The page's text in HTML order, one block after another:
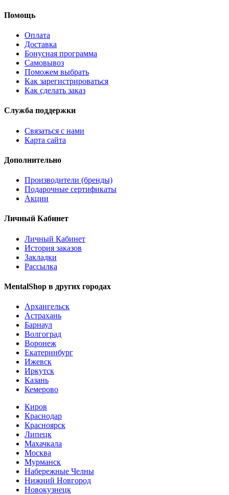
Помощь
Оплата
Доставка
Бонусная программа
Самовывоз
Поможем выбрать
Как зарегистрироваться
Как сделать заказ
Служба поддержки
Связаться с нами
Карта сайта
Дополнительно
Производители (бренды)
Подарочные сертификаты
Акции
Личный Кабинет
Личный Кабинет
История заказов
Закладки
Рассылка
MentalShop в других городах
Архангельск
Астрахань
Барнаул
Волгоград
Воронеж
Екатеринбург
Ижевск
Иркутск
Казань
Кемерово
Киров
Краснодар
Красноярск
Липецк
Махачкала
Москва
Мурманск
Набережные Челны
Нижний Новгород
Новокузнецк